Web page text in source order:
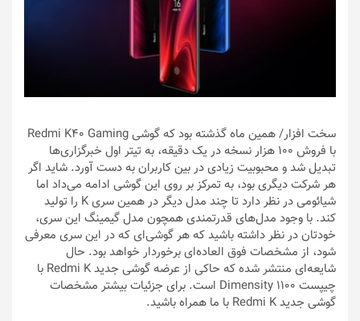
سخت افزار
/ همین ماه گذشته بود که گوشی Redmi K40 Gaming
با فروش 100 هزار نسخه در یک دقیقه، به تیتر اول خبرگزاری‌ها
تبدیل شد و محبوبیت زیادی در بین کاربران به دست آورد. شاید اگر
هر شرکت دیگری بود، به تمرکز بر روی این گوشی ادامه می‌داد اما
شیائومی در نظر دارد تا چند مدل دیگر در همین سری K را تولید
کند. با وجود مدل‌های قدرتمندی همچون مدل گیمینگ این سری،
خودتان در نظر داشته باشید که هر گوشی‌ای که در این سری معرفی
شود، از مشخصات فوق العاده‌ای برخوردار خواهد بود. حال
شایعه‌ای منتشر شده که حاکی از عرضه گوشی‌ جدید Redmi K با
چیپست Dimensity 1100 است. برای جزئیات بیشتر مشخصات
گوشی‌ جدید Redmi K با ما همراه باشید.